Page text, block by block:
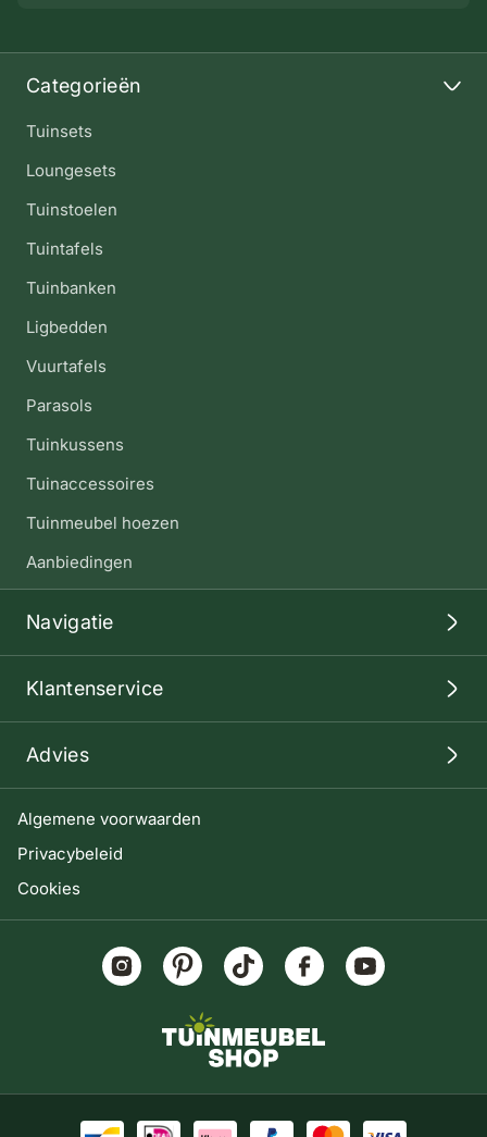
Algemene voorwaarden
Privacybeleid
Cookies
Categorieën
Tuinsets
Loungesets
Tuinstoelen
Tuintafels
Tuinbanken
Ligbedden
Vuurtafels
Parasols
Tuinkussens
Tuinaccessoires
Tuinmeubel hoezen
Aanbiedingen
Navigatie
Klantenservice
Advies